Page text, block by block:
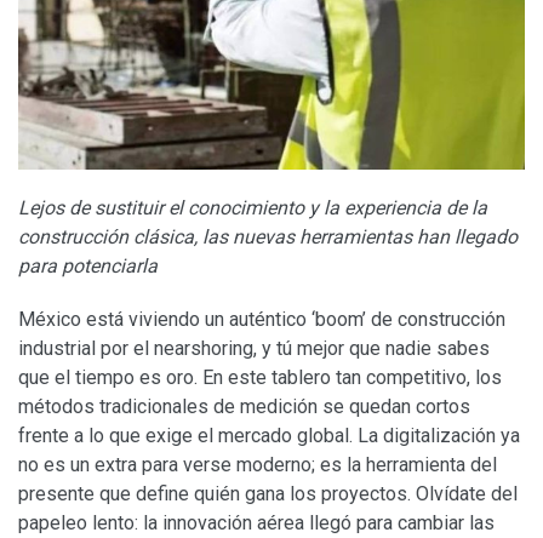
​Lejos de sustituir el conocimiento y la experiencia de la
construcción clásica, las nuevas herramientas han llegado
para potenciarla
México está viviendo un auténtico ‘boom’ de construcción
industrial por el nearshoring, y tú mejor que nadie sabes
que el tiempo es oro. En este tablero tan competitivo, los
métodos tradicionales de medición se quedan cortos
frente a lo que exige el mercado global. La digitalización ya
no es un extra para verse moderno; es la herramienta del
presente que define quién gana los proyectos. Olvídate del
papeleo lento: la innovación aérea llegó para cambiar las